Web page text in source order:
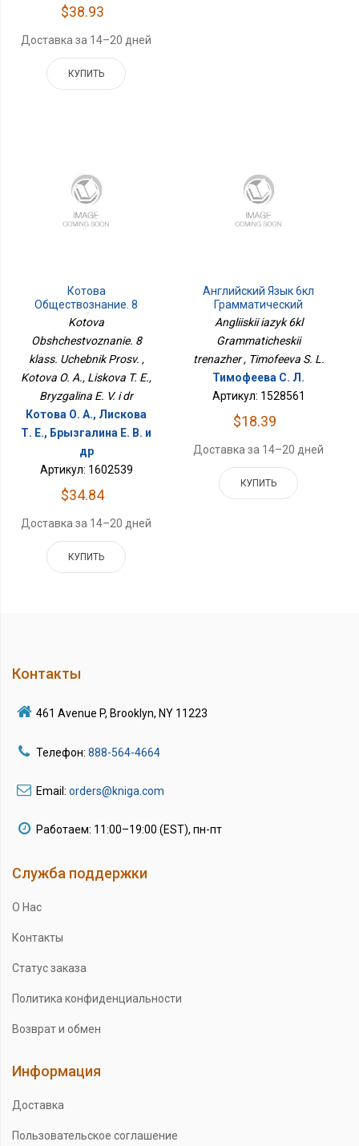
$38.93
Доставка за 14–20 дней
КУПИТЬ
Котова
Обществознание. 8
Класс. Учебник Просв.
Kotova
Obshchestvoznanie. 8
klass. Uchebnik Prosv. ,
Kotova O. A., Liskova T. E.,
Bryzgalina E. V. i dr
Котова О. А., Лискова
Т. Е., Брызгалина Е. В. и
др
Артикул: 1602539
$34.84
Доставка за 14–20 дней
КУПИТЬ
Английский Язык 6кл
Грамматический
Тренажер
Angliiskii iazyk 6kl
Grammaticheskii
trenazher , Timofeeva S. L.
Тимофеева С. Л.
Артикул: 1528561
$18.39
Доставка за 14–20 дней
КУПИТЬ
Контакты
461 Avenue P, Brooklyn, NY 11223
Телефон: 888-564-4664
Email: orders@kniga.com
Работаем: 11:00–19:00 (EST), пн-пт
Служба поддержки
О Нас
Контакты
Статус заказа
Политика конфиденциальности
Возврат и обмен
Информация
Доставка
Пользовательское соглашение